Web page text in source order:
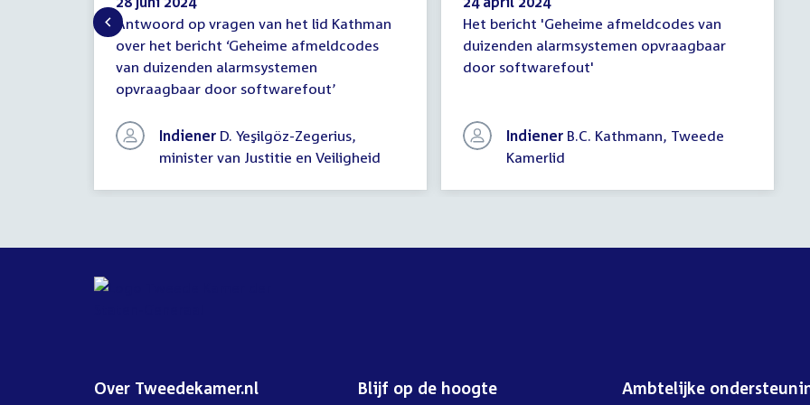
Antwoord
schriftelijke
vragen
Antwoord op vragen van het lid Kathman
over het bericht ‘Geheime afmeldcodes
van duizenden alarmsystemen
opvraagbaar door softwarefout’
Indiener D. Yeşilgöz-Zegerius,
minister van Justitie en Veiligheid
Schriftelijke
vragen
Het bericht 'Geheime afmeldcodes van
duizenden alarmsystemen opvraagbaar
door softwarefout'
Indiener B.C. Kathmann, Tweede
Kamerlid
Over Tweedekamer.nl Blijf op de hoogte Ambtelijke